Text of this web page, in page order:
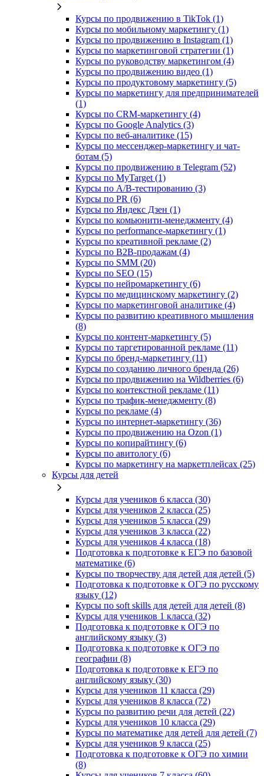
Курсы по продвижению в TikTok (1)
Курсы по мобильному маркетингу (1)
Курсы по продвижению в Instagram (1)
Курсы по маркетинговой стратегии (1)
Курсы по руководству маркетингом (4)
Курсы по продвижению видео (1)
Курсы по продуктовому маркетингу (5)
Курсы по маркетингу для предпринимателей
(1)
Курсы по CRM-маркетингу (4)
Курсы по Google Analytics (3)
Курсы по веб-аналитике (15)
Курсы по мессенджер-маркетингу и чат-
ботам (5)
Курсы по продвижению в Telegram (52)
Курсы по MyTarget (1)
Курсы по A/B-тестированию (3)
Курсы по PR (6)
Курсы по Яндекс Дзен (1)
Курсы по комьюнити-менеджменту (4)
Курсы по performance-маркетингу (1)
Курсы по креативной рекламе (2)
Курсы по B2B-продажам (4)
Курсы по SMM (20)
Курсы по SEO (15)
Курсы по нейромаркетингу (6)
Курсы по медицинскому маркетингу (2)
Курсы по маркетинговой аналитике (4)
Курсы по развитию креативного мышления
(8)
Курсы по контент-маркетингу (5)
Курсы по таргетированной рекламе (11)
Курсы по бренд-маркетингу (11)
Курсы по созданию личного бренда (26)
Курсы по продвижению на Wildberries (6)
Курсы по контекстной рекламе (11)
Курсы по трафик-менеджменту (8)
Курсы по рекламе (4)
Курсы по интернет-маркетингу (36)
Курсы по продвижению на Ozon (1)
Курсы по копирайтингу (6)
Курсы по авитологу (6)
Курсы по маркетингу на маркетплейсах (25)
Курсы для детей
Курсы для учеников 6 класса (30)
Курсы для учеников 2 класса (25)
Курсы для учеников 5 класса (29)
Курсы для учеников 3 класса (22)
Курсы для учеников 4 класса (18)
Подготовка к подготовке к ЕГЭ по базовой
математике (6)
Курсы по творчеству для детей для детей (5)
Подготовка к подготовке к ОГЭ по русскому
языку (12)
Курсы по soft skills для детей для детей (8)
Курсы для учеников 1 класса (32)
Подготовка к подготовке к ОГЭ по
английскому языку (3)
Подготовка к подготовке к ОГЭ по
географии (8)
Подготовка к подготовке к ЕГЭ по
английскому языку (30)
Курсы для учеников 11 класса (29)
Курсы для учеников 8 класса (72)
Курсы по развитию речи для детей (22)
Курсы для учеников 10 класса (29)
Курсы по математике для детей для детей (7)
Курсы для учеников 9 класса (25)
Подготовка к подготовке к ОГЭ по химии
(8)